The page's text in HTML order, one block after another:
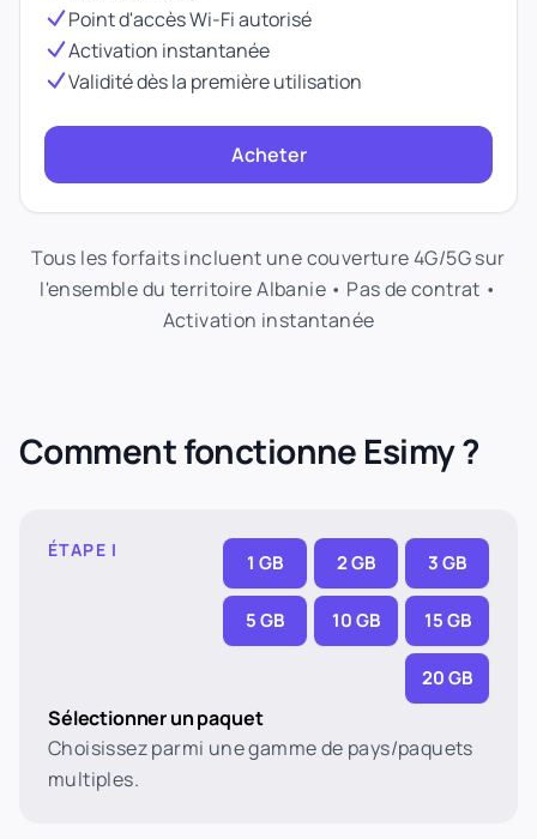
Point d'accès Wi-Fi autorisé
Activation instantanée
Validité dès la première utilisation
Acheter
Tous les forfaits incluent une couverture 4G/5G sur
l'ensemble du territoire Albanie • Pas de contrat •
Activation instantanée
Comment fonctionne Esimy ?
ÉTAPE I
1 GB 2 GB 3 GB
5 GB 10 GB 15 GB
20 GB
Sélectionner un paquet
Choisissez parmi une gamme de pays/paquets
multiples.